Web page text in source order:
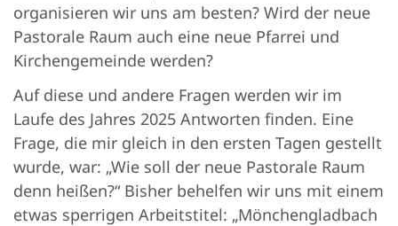
organisieren wir uns am besten? Wird der neue
Pastorale Raum auch eine neue Pfarrei und
Kirchengemeinde werden?
Auf diese und andere Fragen werden wir im
Laufe des Jahres 2025 Antworten finden. Eine
Frage, die mir gleich in den ersten Tagen gestellt
wurde, war: „Wie soll der neue Pastorale Raum
denn heißen?“ Bisher behelfen wir uns mit einem
etwas sperrigen Arbeitstitel: „Mönchengladbach